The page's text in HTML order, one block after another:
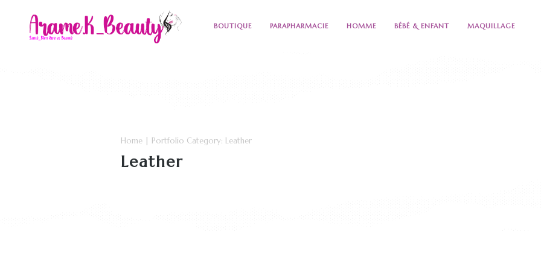
BOUTIQUE PARAPHARMACIE HOMME BÉBÉ & ENFANT MAQUILLAGE
Home | Portfolio Category: Leather
Leather